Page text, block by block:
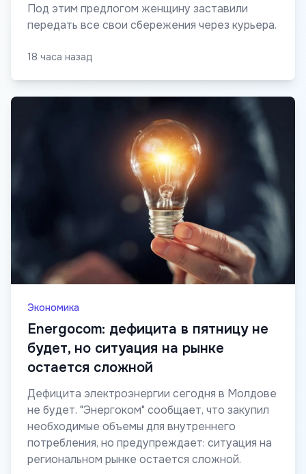
Под этим предлогом женщину заставили
передать все свои сбережения через курьера.
18 часа назад
Экономика
Energocom: дефицита в пятницу не
будет, но ситуация на рынке
остается сложной
Дефицита электроэнергии сегодня в Молдове
не будет. "Энергоком" сообщает, что закупил
необходимые объемы для внутреннего
потребления, но предупреждает: ситуация на
региональном рынке остается сложной.